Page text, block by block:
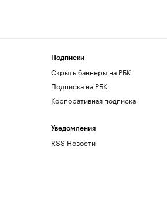
Подписки
Скрыть баннеры на РБК
Подписка на РБК
Корпоративная подписка
Уведомления
RSS Новости